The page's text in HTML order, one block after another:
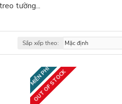
tường...
Sắp xếp theo:
MIỄN PHÍ
OUT OF STOCK